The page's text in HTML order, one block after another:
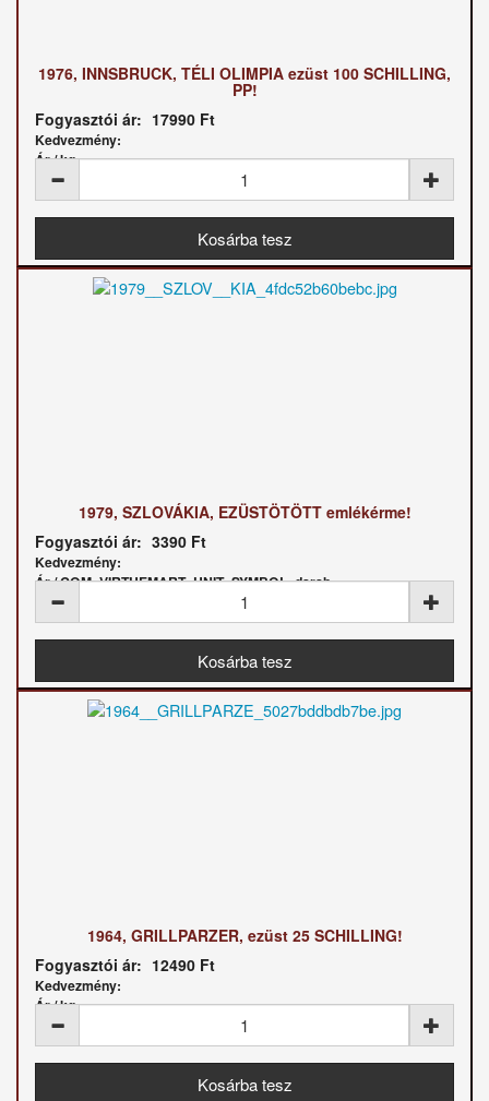
1976, INNSBRUCK, TÉLI OLIMPIA ezüst 100 SCHILLING,
PP!
Fogyasztói ár: 17990 Ft
Kedvezmény:
Ár / kg:
1979, SZLOVÁKIA, EZÜSTÖTÖTT emlékérme!
Fogyasztói ár: 3390 Ft
Kedvezmény:
Ár / COM_VIRTUEMART_UNIT_SYMBOL_darab:
1964, GRILLPARZER, ezüst 25 SCHILLING!
Fogyasztói ár: 12490 Ft
Kedvezmény:
Ár / kg: